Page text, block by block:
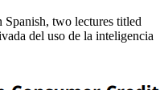
two lectures titled
del uso de la inteligencia